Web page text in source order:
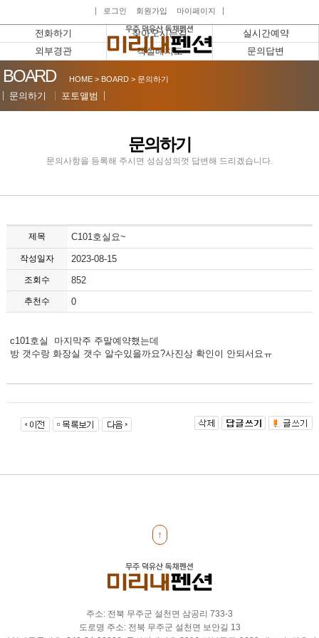
로그인 회원가입 마이페이지
전화하기 찾아오시는길
실시간예약
외부경관
객실배치도 문의답변
BOARD HOME > BOARD > 문의하기
문의하기 포토앨범
문의하기
문의사항을 등록해 주시면 성심성의껏 답변해 드리겠습니다.
제목 C101호실요~
작성일자 2023-08-15
조회수 852
추천수 0
c101호실 마지막주 주말예약했는데
방 갯수랑 화장실 갯수 알수있을까요?사진상 확인이 안되서요ㅠ
↑
주소: 전북 무주군 설천면 삼공리 733-3
도로명 주소: 전북 무주군 설천면 보안길 13